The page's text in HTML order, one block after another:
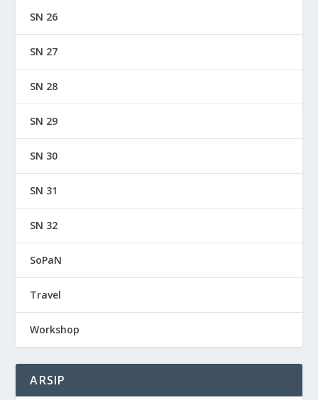
SN 26
SN 27
SN 28
SN 29
SN 30
SN 31
SN 32
SoPaN
Travel
Workshop
ARSIP